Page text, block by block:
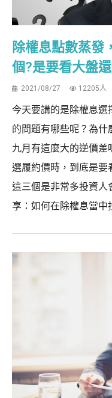
除權息點數蒸發
個?是要看大盤
2021/08/27 12205人
今天要講的是除權息選
的問題有哪些呢？為什
九月有這麼大的逆價差
選履約價時，到底是要
這三個是非常多投資人
享：如何在除權息當